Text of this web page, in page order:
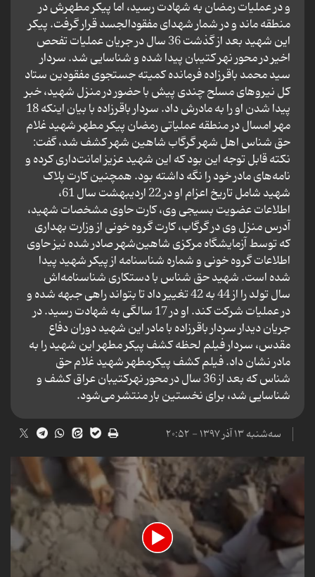
و در عملیات رمضان به شهادت رسید، اما پیکر مطهرش در
منطقه ماند و در شمار شهدای مفقودالجسد قرار گرفت. پیکر
این شهید بعد از گذشت 36 سال در جریان عملیات تفحص
اخیر در محور نهر کتیبان پیدا شده و شناسایی شد. سردار
سید محمد باقرزاده فرمانده کمیته جستجوی مفقودین ستاد
کل نیروهای مسلح چندی پیش با حضور در منزل شهید، خبر
پیدا شدن او را به مادرش داد. سردار باقرزاده با بیان اینکه 18
مهر امسال در منطقه عملیاتی رمضان پیکر مطهر شهید غلام
حق شناس اهل شهر گرگاب شاهین شهر کشف شد، گفت:
نکته قابل توجه این بود که این شهید عزیز امانت‌داری کرده و
نامه‌های مادر خود را نگه داشته بود. همچنین کارت پلاک
شهید شامل تاریخ اعزام او در 22 اردیبهشت سال 61،
اطلاعات عضویت بسیجی وی، کارت حاوی مشخصات شهید،
آدرس منزل وی در گرگاب، کارت گروه خونی از وزارت بهداری
که توسط آزمایشگاه مرکزی شاهین‌شهر صادر شده نیز حاوی
اطلاعات گروه خونی و شماره شناسنامه از پیکر شهید پیدا
شده است. شهید حق شناس با دستکاری شناسنامه‌اش
سال تولد را از 44 به 42 تغییر داد تا بتواند راهی جبهه شده و
در عملیات شرکت کند. او در 17 سالگی به شهادت رسید. در
جریان دیدار سردار باقرزاده با مادر این شهید دوران دفاع
مقدس، سردار فیلم لحظه کشف پیکر مطهر این شهید را به
مادر نشان داد. فیلم کشف پیکرمطهر شهید غلام حق
شناس که بعد از 36 سال در محور نهرکتیبان عراق کشف و
شناسایی شد، برای نخستین بار منتشر می‌شود.
سه‌شنبه ۱۳ آذر ۱۳۹۷ - ۲۰:۵۲